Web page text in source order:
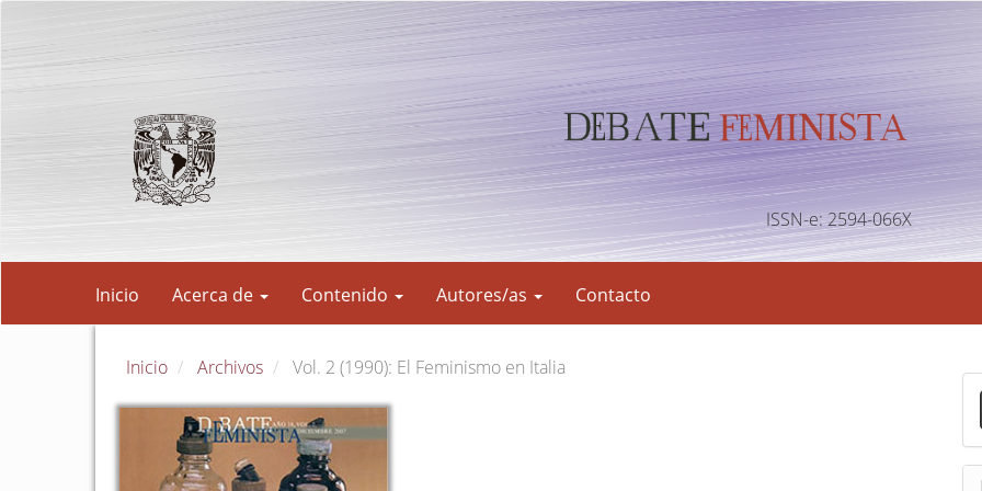
principal
ISSN-e: 2594-066X
Inicio Acerca de Contenido Autores/as Contacto
Inicio Archivos Vol. 2 (1990): El Feminismo en Italia
E
v
i